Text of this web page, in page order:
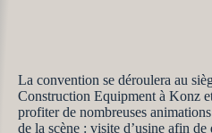
La convention se déroulera au
Construction Equipment à Konz
profiter de nombreuses
de la scène : visite d’usine afin